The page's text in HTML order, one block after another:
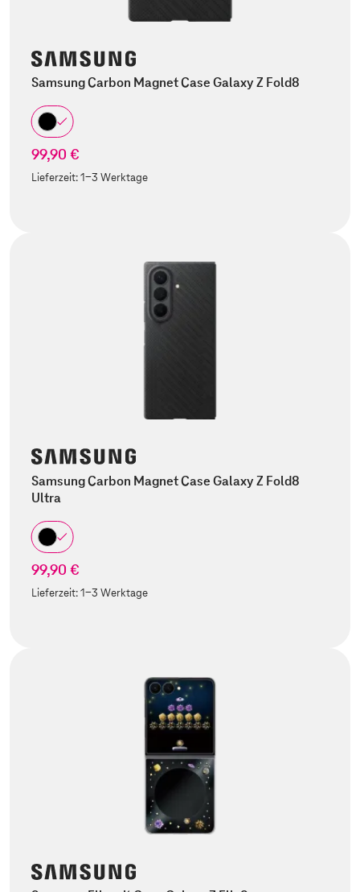
Samsung Carbon Magnet Case Galaxy Z Fold8
99,90 €
Lieferzeit:1-3 Werktage
Samsung Carbon Magnet Case Galaxy Z Fold8
Ultra
99,90 €
Lieferzeit:1-3 Werktage